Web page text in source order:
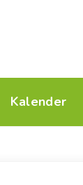
Kalender